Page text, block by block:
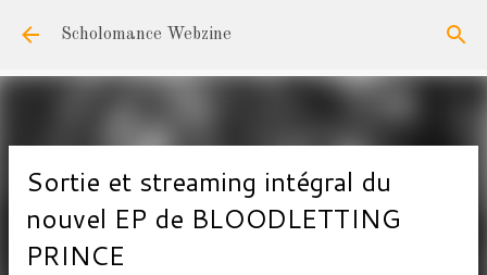
Accéder au contenu principal
Scholomance Webzine
Sortie et streaming intégral du
nouvel EP de BLOODLETTING
PRINCE